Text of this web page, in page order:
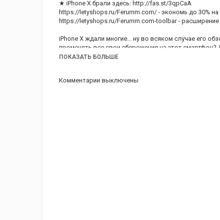
★ iPhone X брали здесь: http://fas.st/3qpCaA
https://letyshops.ru/Ferumm.com/ - экономь до 30%
https://letyshops.ru/Ferumm.com-toolbar- расширение
iPhone X ждали многие... ну во всяком случае его
променять все свои сбережения на этот смартфон?
ПОКАЗАТЬ БОЛЬШЕ
Комментарии выключены